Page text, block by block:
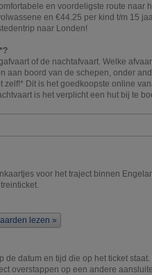
en voordeligste route naar
en €44.25 per kind t/m 15
naar Londen!
of de nachtafvaart. Welke
aan boord van de schepen, onder
zelf!* Dit is het goedkoopste online
is het verplicht een hut bij te
voor het traject binnen
lezen »
de datum en tijd die op het ticket
overstappen op een andere